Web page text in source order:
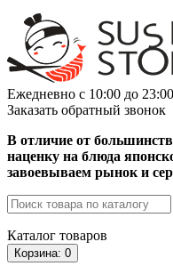
Ежедневно с 10:00 до 23:00
Заказать обратный звонок
В отличие от
наценку на блюда
завоевываем рынок и
Каталог товаров
Корзина: 0